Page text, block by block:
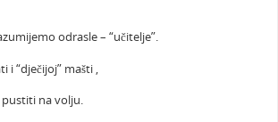
odrasle – “učitelje”.
i “dječijoj” mašti ,
na volju.